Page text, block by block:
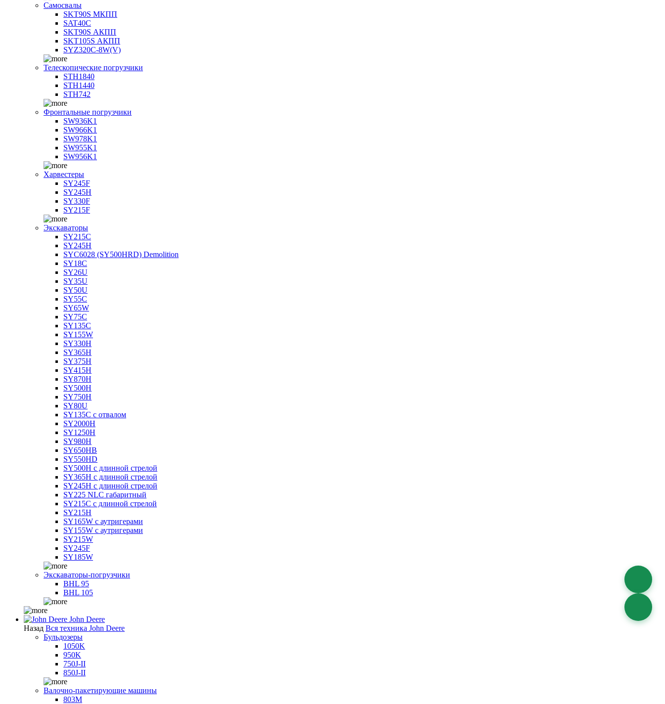
Самосвалы
SKT90S МКПП
SAT40C
SKT90S АКПП
SKT105S АКПП
SYZ320C-8W(V)
Телескопические погрузчики
STH1840
STH1440
STH742
Фронтальные погрузчики
SW936K1
SW966K1
SW978K1
SW955K1
SW956K1
Харвестеры
SY245F
SY245H
SY330F
SY215F
Экскаваторы
SY215C
SY245H
SYC6028 (SY500HRD) Demolition
SY18C
SY26U
SY35U
SY50U
SY55C
SY65W
SY75C
SY135C
SY155W
SY330H
SY365H
SY375H
SY415H
SY870H
SY500H
SY750H
SY80U
SY135C с отвалом
SY2000H
SY1250H
SY980H
SY650HB
SY550HD
SY500H с длинной стрелой
SY365H с длинной стрелой
SY245H с длинной стрелой
SY225 NLC габаритный
SY215C с длинной стрелой
SY215H
SY165W с аутригерами
SY155W с аутригерами
SY215W
SY245F
SY185W
Экскаваторы-погрузчики
BHL 95
BHL 105
John Deere
Назад Вся техника John Deere
Бульдозеры
1050K
950K
750J-II
850J-II
Валочно-пакетирующие машины
803M